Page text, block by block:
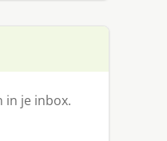
in je inbox.